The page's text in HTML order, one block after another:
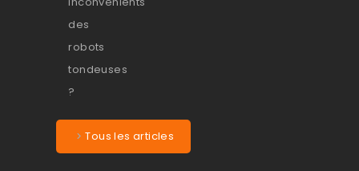
Tous les articles